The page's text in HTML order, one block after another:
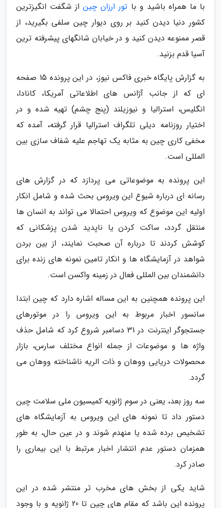
با ما همراه باشید و با تور ارزان چیناز شگفت انگیزترین
کشور دنیا دیدن کنید بر روی دیوار چین سلفی بگیرید، از
قصر ممنوعه دیدن کنید و در خیابان شانگهای پیشرفته ترین
آسیا قدم بزنید.
به گزارش پایگاه خبری فاکس نیوز، در این پرونده 15 صفحه
ای که از جانب آژانس های اطلاعاتی آمریکا، کانادا،
انگلیس، استرالیا و نیوزیلند (پنج چشم) تهیه شده و در
اختیار روزنامه دیلی تلگراف استرالیا قرار گرفته، آمده که
مخفی کاری چین به مثابه یک تهاجم علیه شفاف سازی بین
المللی است.
این پرونده به موضوعاتی می پردازد که در گزارش های
رسانه ای درباره شیوع این ویروس بحث شده و شامل انکار
اولیه این موضوع که ویروس احتمالا می تواند به انسان ها
منتقل گردد، ساکت کردن یا ناپدید شدن پزشکانی که
کوشش کردند تا درباره آن صحبت نمایند، از بین بردن
شواهد در آزمایشگاه ها و انکار تامین نمونه های زنده برای
دانشمندان بین المللی فعال در زمینه واکسن است.
این پرونده همچنین به این مساله اشاره دارد که چین ابتدا
سانسور اخبار مربوط به این ویروس را در موتورهای
جستجوگر اینترنت در 31 دسامبر شروع کرد که شامل حذف
واژه ها و موضوعات از جمله انواع مختلف سارس، بازار
محصولات دریایی ووهان و ذات الریه ناشناخته ووهان می
گردد.
سه روز بعد، یعنی در سوم ژانویه کمیسیون ملی سلامت چین
دستور داد تا نمونه های این ویروس به آزمایشگاه های
تشخیص برده شده یا منهدم شوند و در عین حال، به طور
همزمان دستور عدم انتشار اخبار مرتبط با این بیماری را
صادر کرد.
شاید یکی از بخش های مخرب تر منتشر شده در این
پرونده این باشد که مقام های چین تا 20 ژانویه و با وجود